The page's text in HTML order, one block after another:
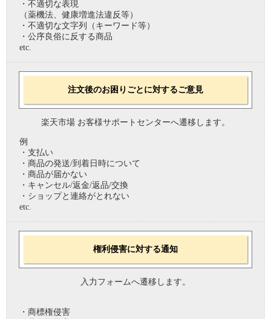
・不適切な表現
（薬機法、健康増進法違反等）
・不適切な文字列（キーワード等）
・公序良俗に反する商品
etc.
注文後のお困りごとに対するご意見
楽天市場 お客様サポートセンターへ遷移します。
例
・支払い
・商品の発送/到着日時について
・商品が届かない
・キャンセル/返金/返品/交換
・ショップと連絡がとれない
etc.
権利侵害に対する通知
入力フォームへ遷移します。
・商標権侵害